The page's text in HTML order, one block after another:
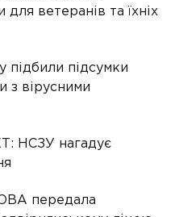
для ветеранів та їхніх
підбили підсумки
з вірусними
НСЗУ нагадує
ОВА передала